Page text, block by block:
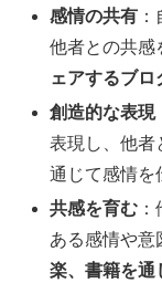
感情の共有
他者との共感
ェアするブロ
創造的な表現
表現し、他者
通じて感情を
共感を育む
ある感情や意
楽、書籍を通